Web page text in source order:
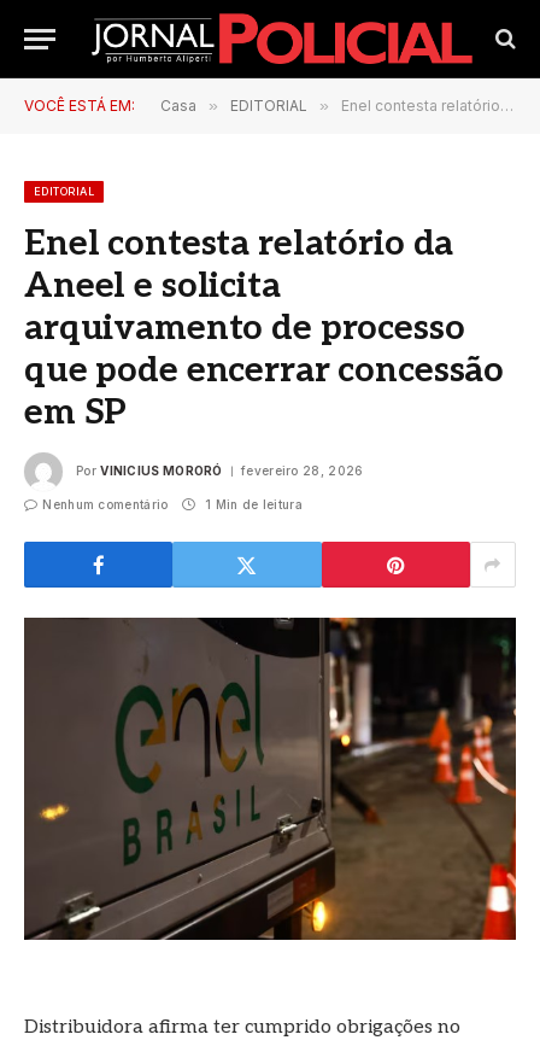
VOCÊ ESTÁ EM: Casa » EDITORIAL » Enel contesta relatório da Aneel e solicita arquivamento de processo que pode encerrar concessão em SP
EDITORIAL
Enel contesta relatório da
Aneel e solicita
arquivamento de processo
que pode encerrar concessão
em SP
Por VINICIUS MORORÓ fevereiro 28, 2026
Nenhum comentário 1 Min de leitura
Distribuidora afirma ter cumprido obrigações no